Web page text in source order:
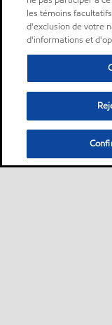
les témoins
d'exclusion de votre
d'informations et